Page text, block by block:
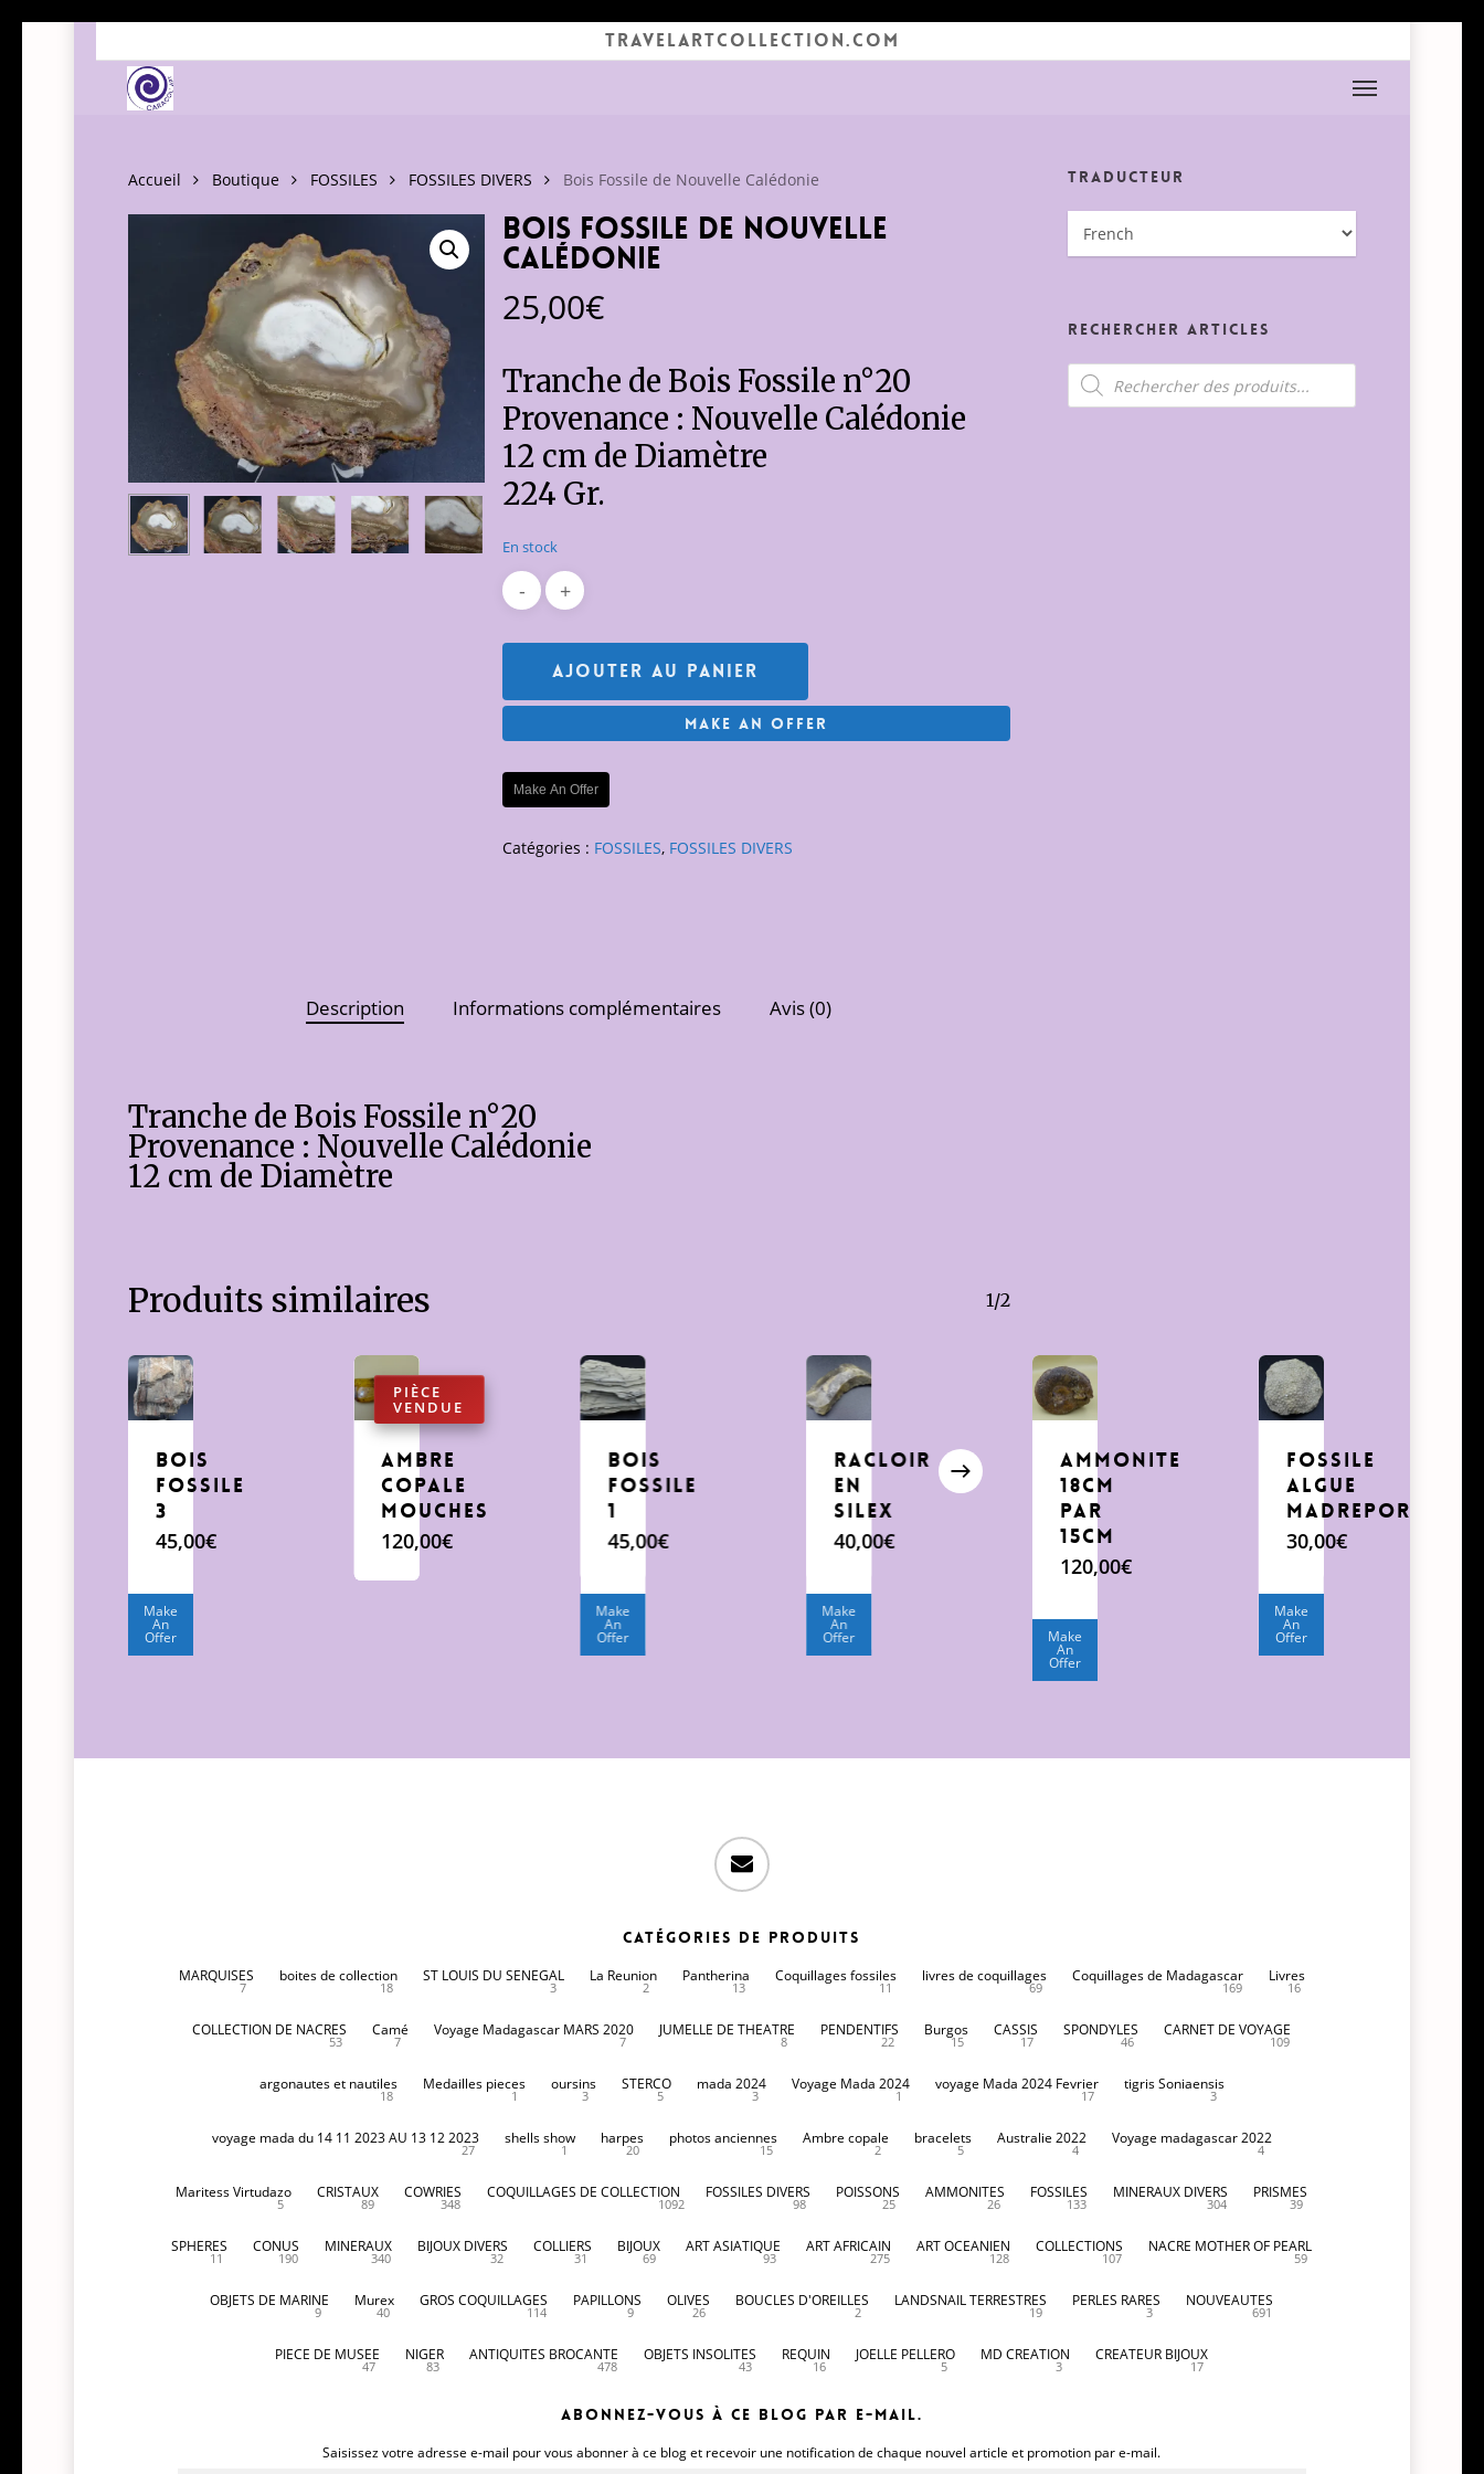
TRAVELARTCOLLECTION.COM
Menu
Accueil Boutique FOSSILES FOSSILES DIVERS Bois Fossile de Nouvelle Calédonie
Bois Fossile de Nouvelle
Calédonie
25,00€
Tranche de Bois Fossile n°20
Provenance : Nouvelle Calédonie
12 cm de Diamètre
224 Gr.
En stock
Ajouter Au Panier
Make An Offer
Make An Offer
Catégories : FOSSILES, FOSSILES DIVERS
Description Informations complémentaires Avis (0)
Tranche de Bois Fossile n°20
Provenance : Nouvelle Calédonie
12 cm de Diamètre
Produits similaires 1/2
BOIS
FOSSILE
3
45,00€
Make
An
Offer
AMBRE
COPALE
MOUCHES
120,00€
BOIS
FOSSILE
1
45,00€
Make
An
Offer
RACLOIR
EN
SILEX
40,00€
Make
An
Offer
Ammonite
18cm
Par
15cm
120,00€
Make
An
Offer
FOSSILE
ALGUE
MADREPORE
30,00€
Make
An
Offer
Traducteur
Rechercher Articles
Recherche
de
produits
email
Catégories de produits
MARQUISES
7
boites de collection
18
ST LOUIS DU SENEGAL
3
La Reunion
2
Pantherina
13
Coquillages fossiles
11
livres de coquillages
69
Coquillages de Madagascar
169
Livres
16
COLLECTION DE NACRES
53
Camé
7
Voyage Madagascar MARS 2020
7
JUMELLE DE THEATRE
8
PENDENTIFS
22
Burgos
15
CASSIS
17
SPONDYLES
46
CARNET DE VOYAGE
109
argonautes et nautiles
18
Medailles pieces
1
oursins
3
STERCO
5
mada 2024
3
Voyage Mada 2024
1
voyage Mada 2024 Fevrier
17
tigris Soniaensis
3
voyage mada du 14 11 2023 AU 13 12 2023
27
shells show
1
harpes
20
photos anciennes
15
Ambre copale
2
bracelets
5
Australie 2022
4
Voyage madagascar 2022
4
Maritess Virtudazo
5
CRISTAUX
89
COWRIES
348
COQUILLAGES DE COLLECTION
1092
FOSSILES DIVERS
98
POISSONS
25
AMMONITES
26
FOSSILES
133
MINERAUX DIVERS
304
PRISMES
39
SPHERES
11
CONUS
190
MINERAUX
340
BIJOUX DIVERS
32
COLLIERS
31
BIJOUX
69
ART ASIATIQUE
93
ART AFRICAIN
275
ART OCEANIEN
128
COLLECTIONS
107
NACRE MOTHER OF PEARL
59
OBJETS DE MARINE
9
Murex
40
GROS COQUILLAGES
114
PAPILLONS
9
OLIVES
26
BOUCLES D'OREILLES
2
LANDSNAIL TERRESTRES
19
PERLES RARES
3
NOUVEAUTES
691
PIECE DE MUSEE
47
NIGER
83
ANTIQUITES BROCANTE
478
OBJETS INSOLITES
43
REQUIN
16
JOELLE PELLERO
5
MD CREATION
3
CREATEUR BIJOUX
17
Abonnez-vous à ce blog par e-mail.
Saisissez votre adresse e-mail pour vous abonner à ce blog et recevoir une notification de chaque nouvel article et promotion par e-mail.